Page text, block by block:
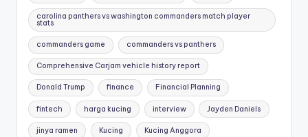
carolina panthers vs washington commanders match player
stats
commanders game commanders vs panthers
Comprehensive Carjam vehicle history report
Donald Trump finance Financial Planning
fintech harga kucing interview Jayden Daniels
jinya ramen Kucing Kucing Anggora